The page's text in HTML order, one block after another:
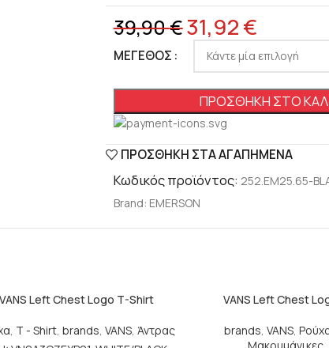
39,90€31,92€
ΜΈΓΕΘΟΣ
ΠΡΟΣΘΉΚΗ ΣΤΟ
ΠΡΟΣΘΉΚΗ ΣΤΑ ΑΓΑΠΗΜΈΝΑ
Κωδικός προϊόντος: 252.EM25.65-
Brand: EMERSON
VANS Left Chest Logo T-Shirt
, T - Shirt, brands, VANS, Άντρας
VANS Left Chest
brands, VANS,